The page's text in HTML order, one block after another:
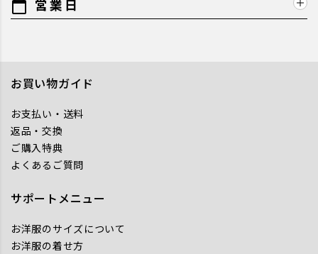
calendar_today 営業日
お買い物ガイド
お支払い・送料
返品・交換
ご購入特典
よくあるご質問
サポートメニュー
お洋服のサイズについて
お洋服の着せ方